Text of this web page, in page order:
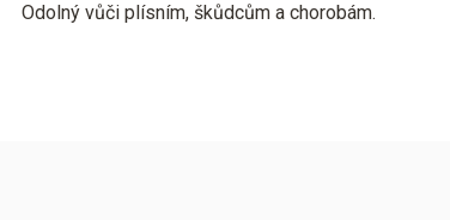
Odolný vůči plísním, škůdcům a chorobám.